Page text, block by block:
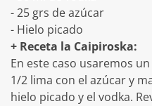
- 25 grs de azúcar
- Hielo picado
+ Receta la Caipiroska:
En este caso usaremos
1/2 lima con el azúcar y
hielo picado y el vodka.